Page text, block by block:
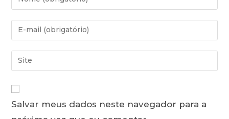
seu
nome
ou
de
usuário
para
Digite
seu
endereço
de
para
comentar
Digite
o
do
seu
Salvar meus dados neste navegador para a